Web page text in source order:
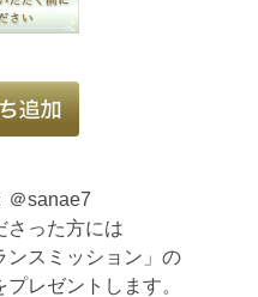
sanae7
さった方には
ンスミッション」の
レゼントします。